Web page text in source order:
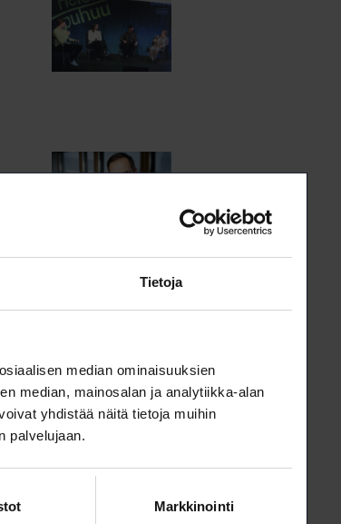
Tietoja
median ominaisuuksien
median, mainosalan ja analytiikka-alan
yhdistää näitä tietoja muihin
palvelujaan.
Markkinointi